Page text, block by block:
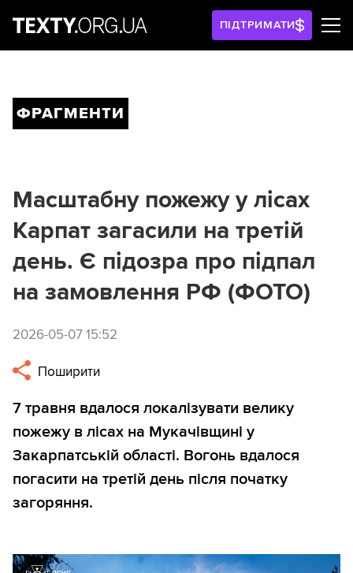
ПІДТРИМАТИ
ФРАГМЕНТИ
Масштабну пожежу у лісах
Карпат загасили на третій
день. Є підозра про підпал
на замовлення РФ (ФОТО)
2026-05-07 15:52
Поширити
7 травня вдалося локалізувати велику
пожежу в лісах на Мукачівщині у
Закарпатській області. Вогонь вдалося
погасити на третій день після початку
загоряння.